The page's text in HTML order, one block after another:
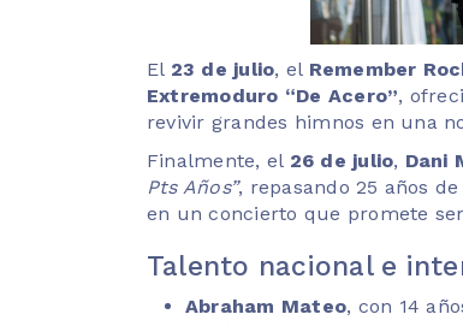
El 23 de julio, el Remember
Extremoduro “De Acero”,
revivir grandes himnos en una
Finalmente, el 26 de julio, Dani
Pts Años”, repasando 25 años
en un concierto que promete
Talento nacional e
Abraham Mateo, con 14